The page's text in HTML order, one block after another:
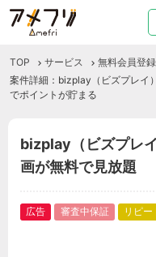
TOP サービス 無料会員登録
案件詳細：bizplay（ビズプレイ
でポイントが貯まる
bizplay（ビズプレ
画が無料で見放題
広告 審査中保証 リピー